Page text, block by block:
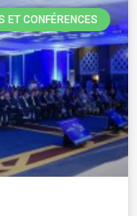
ET CONFÉRENCES